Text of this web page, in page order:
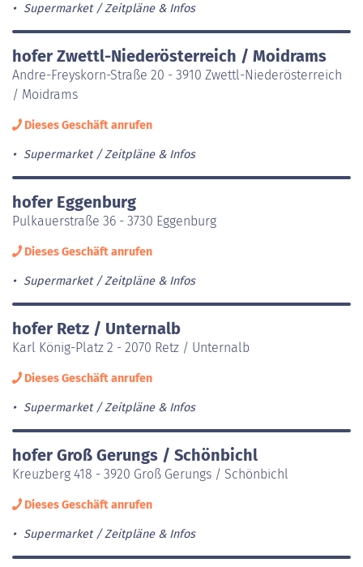
Supermarket Zeitpläne & Infos
hofer Zwettl-Niederösterreich / Moidrams
Andre-Freyskorn-Straße 20 - 3910 Zwettl-Niederösterreich
/ Moidrams
Dieses Geschäft anrufen
Supermarket Zeitpläne & Infos
hofer Eggenburg
Pulkauerstraße 36 - 3730 Eggenburg
Dieses Geschäft anrufen
Supermarket Zeitpläne & Infos
hofer Retz / Unternalb
Karl König-Platz 2 - 2070 Retz / Unternalb
Dieses Geschäft anrufen
Supermarket Zeitpläne & Infos
hofer Groß Gerungs / Schönbichl
Kreuzberg 418 - 3920 Groß Gerungs / Schönbichl
Dieses Geschäft anrufen
Supermarket Zeitpläne & Infos